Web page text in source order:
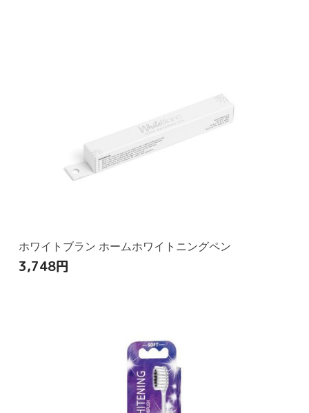
ホワイトブラン ホームホワイトニングペン
3,748円